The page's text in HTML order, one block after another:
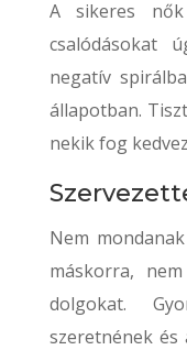
A sikeres
csalódásokat
negatív
állapotban.
nekik fog
Nem
máskorra,
dolgokat.
szeretnének és